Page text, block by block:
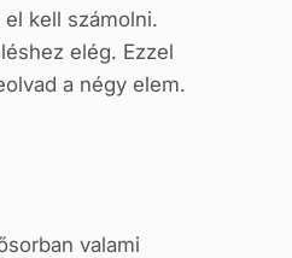
kell számolni.
elég. Ezzel
a négy elem.
valami